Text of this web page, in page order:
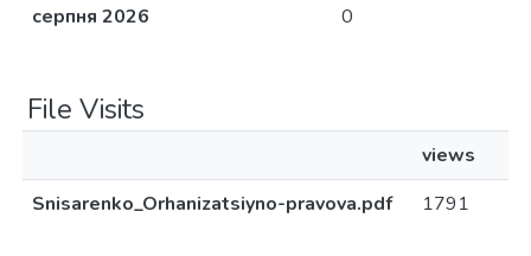
серпня 2026
0
File Visits
views
Snisarenko_Orhanizatsiyno-pravova.pdf
1791